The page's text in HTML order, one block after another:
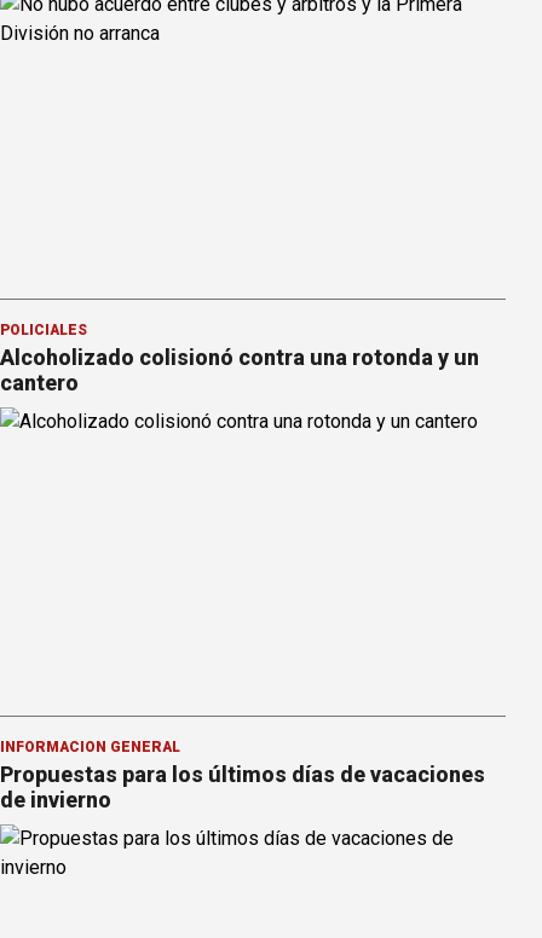
POLICIALES
Alcoholizado colisionó contra una rotonda y un
cantero
INFORMACION GENERAL
Propuestas para los últimos días de vacaciones
de invierno